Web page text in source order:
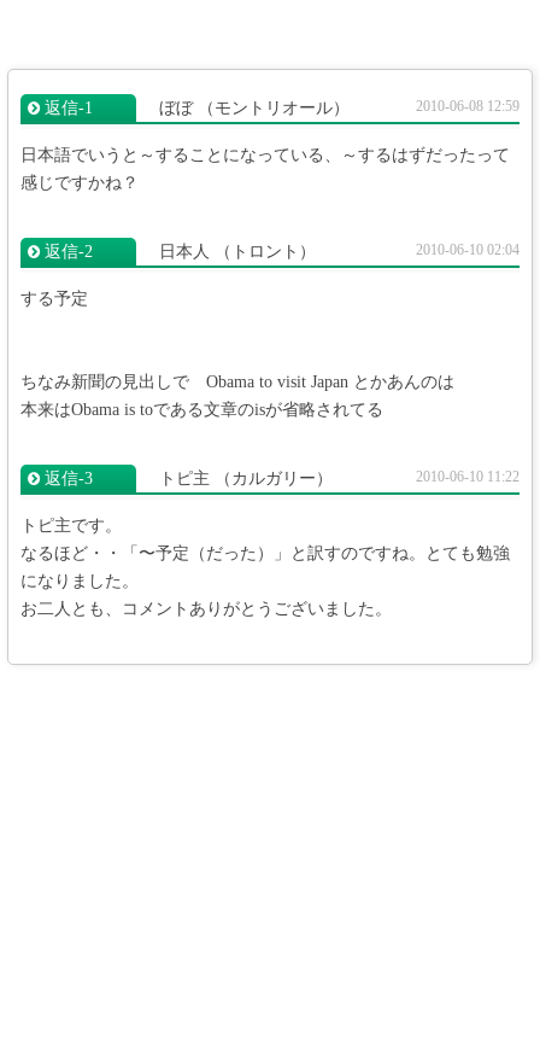
返信‐1 ぼぼ（モントリオール） 2010-06-08 12:59
日本語でいうと～することになっている、～するはずだったって
感じですかね？
返信‐2 日本人 （トロント） 2010-06-10 02:04
する予定
ちなみ新聞の見出しで Obama to visit Japan とかあんのは
本来はObama is toである文章のisが省略されてる
返信‐3 トピ主 （カルガリー） 2010-06-10 11:22
トピ主です。
なるほど・・「〜予定（だった）」と訳すのですね。とても勉強
になりました。
お二人とも、コメントありがとうございました。